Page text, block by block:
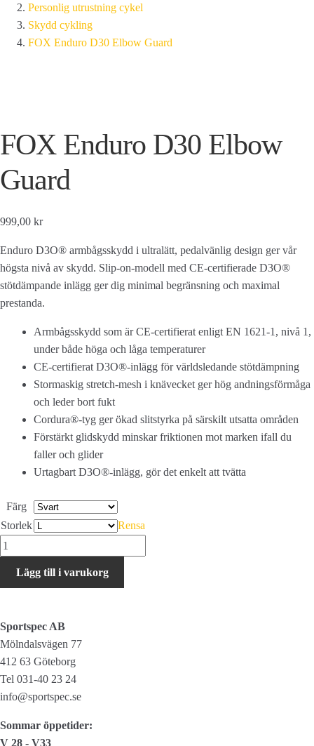
Personlig utrustning cykel
Skydd cykling
FOX Enduro D30 Elbow Guard
FOX Enduro D30 Elbow
Guard
999,00 kr
Enduro D3O® armbågsskydd i ultralätt, pedalvänlig design ger vår
högsta nivå av skydd. Slip-on-modell med CE-certifierade D3O®
stötdämpande inlägg ger dig minimal begränsning och maximal
prestanda.
Armbågsskydd som är CE-certifierat enligt EN 1621-1, nivå 1,
under både höga och låga temperaturer
CE-certifierat D3O®-inlägg för världsledande stötdämpning
Stormaskig stretch-mesh i knävecket ger hög andningsförmåga
och leder bort fukt
Cordura®-tyg ger ökad slitstyrka på särskilt utsatta områden
Förstärkt glidskydd minskar friktionen mot marken ifall du
faller och glider
Urtagbart D3O®-inlägg, gör det enkelt att tvätta
Färg
Storlek
Rensa
FOX
Enduro
D30
mängd
Lägg till i varukorg
Sportspec AB
Mölndalsvägen 77
412 63 Göteborg
Tel 031-40 23 24
info@sportspec.se
Sommar öppetider:
V 28 - V33